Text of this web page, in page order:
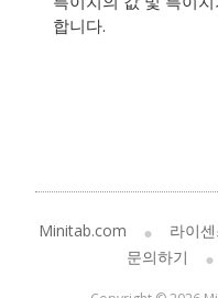
합니다.
Minitab.com 라이
문의하기